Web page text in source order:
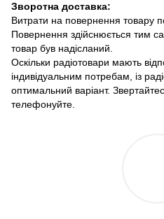
Зворотна доставка:
Витрати на повернення товару
Повернення здійснюється тим
товар був надісланий.
Оскільки радіотовари мають
індивідуальним потребам, із
оптимальний варіант.
телефонуйте.